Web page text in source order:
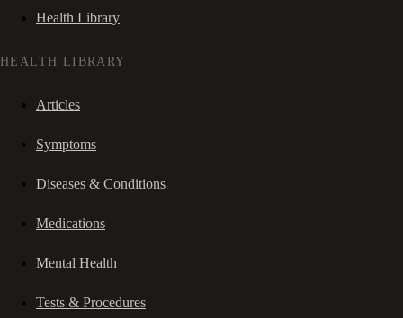
Health Library
HEALTH LIBRARY
Articles
Symptoms
Diseases & Conditions
Medications
Mental Health
Tests & Procedures